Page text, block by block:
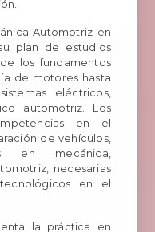
Automotriz en
plan de estudios
los fundamentos
de motores hasta
eléctricos,
automotriz. Los
en el
de vehículos,
en mecánica,
necesarias
en el
la práctica en